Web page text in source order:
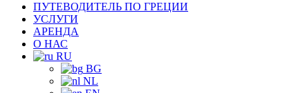
ПУТЕВОДИТЕЛЬ ПО ГРЕЦИИ
УСЛУГИ
АРЕНДА
О НАС
RU
BG
NL